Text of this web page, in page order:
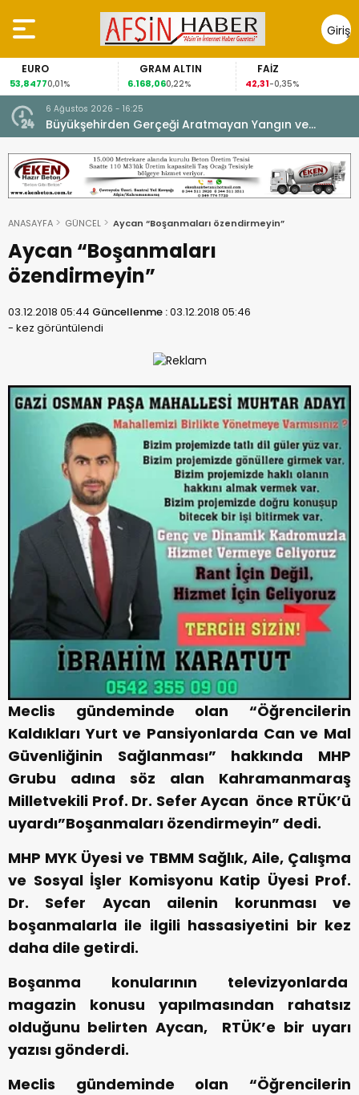
Giriş
Yap
EURO
53,84770,01%
GRAM ALTIN
6.168,060,22%
FAİZ
42,31-0,35%
6 Ağustos 2026 - 16:25
Büyükşehirden Gerçeği Aratmayan Yangın ve
Kurtarma Tatbikatı.
ANASAYFA GÜNCEL Aycan “Boşanmaları özendirmeyin”
Aycan “Boşanmaları
özendirmeyin”
03.12.2018 05:44 Güncellenme :03.12.2018 05:46
- kez görüntülendi
Meclis gündeminde olan “Öğrencilerin
Kaldıkları Yurt ve Pansiyonlarda Can ve Mal
Güvenliğinin Sağlanması” hakkında MHP
Grubu adına söz alan Kahramanmaraş
Milletvekili Prof. Dr. Sefer Aycan önce RTÜK’ü
uyardı”Boşanmaları özendirmeyin” dedi.
MHP MYK Üyesi ve TBMM Sağlık, Aile, Çalışma
ve Sosyal İşler Komisyonu Katip Üyesi Prof.
Dr. Sefer Aycan ailenin korunması ve
boşanmalarla ile ilgili hassasiyetini bir kez
daha dile getirdi.
Boşanma konularının televizyonlarda
magazin konusu yapılmasından rahatsız
olduğunu belirten Aycan, RTÜK’e bir uyarı
yazısı gönderdi.
Meclis gündeminde olan “Öğrencilerin